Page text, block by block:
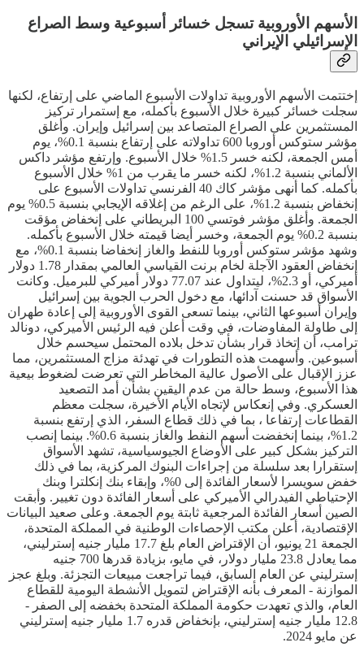
الأسهم الأوروبية تسجل خسائر أسبوعية وسط الصراع
الإسرائيلي الإيراني
إختتمت الأسهم الأوروبية تداولات الأسبوع الماضي على إرتفاع، لكنها
سجلت خسائر كبيرة خلال الأسبوع بأكمله، مع إستمرار تركيز
المستثمرين على الصراع المتصاعد بين إسرائيل وإيران. وأغلق
مؤشر ستوكس أوروبا 600 تداولاته على إرتفاع بنسبة 0.1%، يوم
أمس الجمعة، لكنه خسر 1.5% خلال الأسبوع. وإرتفع مؤشر داكس
الألماني بنسبة 1.2%، لكنه خسر ما يقرب من 1% خلال الأسبوع
بأكمله. كما أنهى مؤشر كاك 40 الفرنسي تداولات الأسبوع على
إنخفاض بنسبة 1.2%، على الرغم من إغلاقه الإيجابي بنسبة 0.5% يوم
الجمعة. وأغلق مؤشر فوتسي 100 البريطاني على إنخفاض مؤقت
بنسبة 0.2% يوم الجمعة، وخسر أيضا قيمته خلال الأسبوع بأكمله.
وشهد مؤشر ستوكس أوروبا للنفط والغاز إنخفاضا بنسبة 0.1%، مع
إنخفاض العقود الآجلة لخام برنت القياسي العالمي بمقدار 1.78 دولار
أميركي، أو 2.3%، ليتداول عند 77.07 دولار أميركي للبرميل. وكانت
الأسواق قد حسنت آدائها، مع دخول الحرب الجوية بين إسرائيل
وإيران أسبوعها الثاني، بينما تسعى القوى الأوروبية إلى إعادة طهران
إلى طاولة المفاوضات، في وقت أعلن فيه الرئيس الأميركي، دونالد
ترامب، أن إتخاذ قرار بشأن تدخل بلاده المحتمل سيحسم خلال
أسبوعين. وأسهمت هذه التطورات في تهدئة مزاج المستثمرين، مما
عزز الإقبال على الأصول عالية المخاطر التي تعرضت لضغوط بيعية
هذا الأسبوع، وسط حالة من عدم اليقين بشأن أمد التصعيد
العسكري. وفي إنعكاس لإتجاه الأيام الأخيرة، سجلت معظم
القطاعات إرتفاعا ، بما في ذلك قطاع السفر، الذي إرتفع بنسبة
1.2%، بينما إنخفضت أسهم النفط والغاز بنسبة 0.6%. بينما إنصب
التركيز بشكل كبير على الأوضاع الجيوسياسية، تشهد الأسواق
إستقرارا بعد سلسلة من إجراءات البنوك المركزية، بما في ذلك
خفض سويسرا لأسعار الفائدة إلى 0%، وإبقاء بنك إنكلترا وبنك
الإحتياطي الفيدرالي الأميركي على أسعار الفائدة دون تغيير. وأبقت
الصين أسعار الفائدة المرجعية ثابتة يوم الجمعة. وعلى صعيد البيانات
الإقتصادية، أعلن مكتب الإحصاءات الوطنية في المملكة المتحدة،
الجمعة 21 يونيو، أن الإقتراض العام بلغ 17.7 مليار جنيه إسترليني،
مما يعادل 23.8 مليار دولار، في مايو، بزيادة قدرها 700 جنيه
إسترليني عن العام السابق، فيما تراجعت مبيعات التجزئة. وبلغ عجز
الموازنة - المعرف بأنه الإقتراض لتمويل الأنشطة اليومية للقطاع
العام، والذي تعهدت حكومة المملكة المتحدة بخفضه إلى الصفر -
12.8 مليار جنيه إسترليني، بإنخفاض قدره 1.7 مليار جنيه إسترليني
عن مايو 2024.